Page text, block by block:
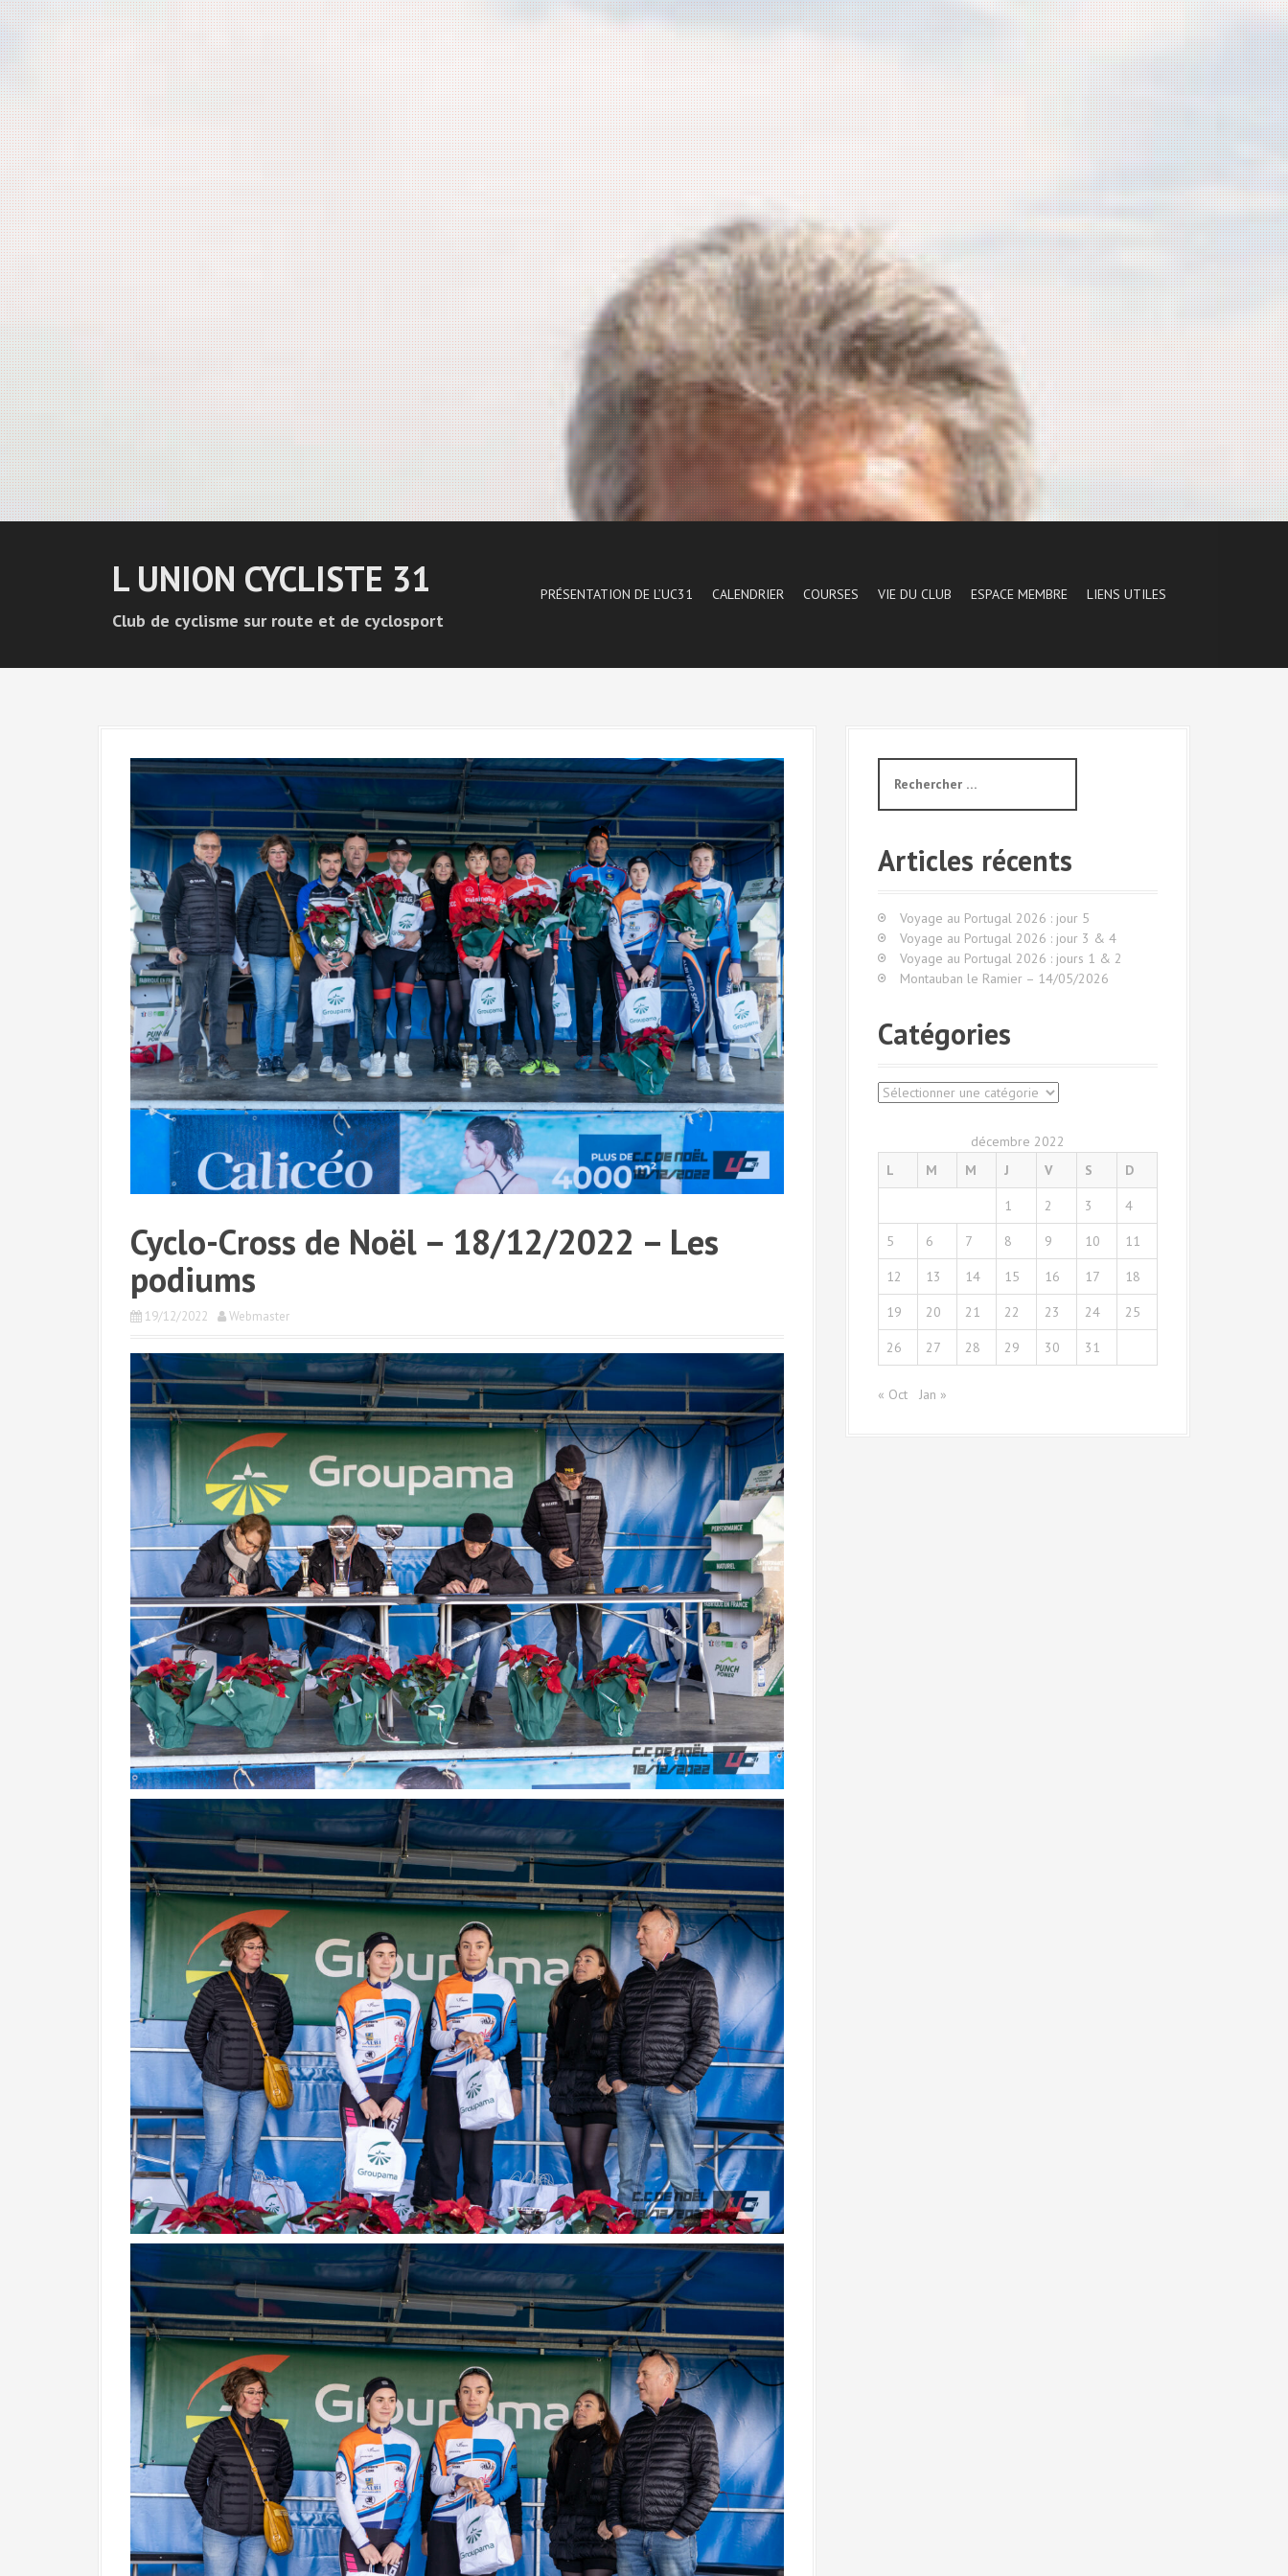
L UNION CYCLISTE 31
Club de cyclisme sur route et de cyclosport
PRÉSENTATION DE L’UC31 CALENDRIER COURSES VIE DU CLUB ESPACE MEMBRE LIENS UTILES
Cyclo-Cross de Noël – 18/12/2022 – Les
podiums
19/12/2022 Webmaster
c
r
e
p
o
u
Articles récents
Voyage au Portugal 2026 : jour 5
Voyage au Portugal 2026 : jour 3 & 4
Voyage au Portugal 2026 : jours 1 & 2
Montauban le Ramier – 14/05/2026
Catégories
C
é
o
décembre 2022
L
M M J V S D
1 2 3 4
5 6 7 8 9 10 11
12 13 14 15 16 17 18
19 20 21 22 23 24 25
26 27 28 29 30 31
« Oct Jan »